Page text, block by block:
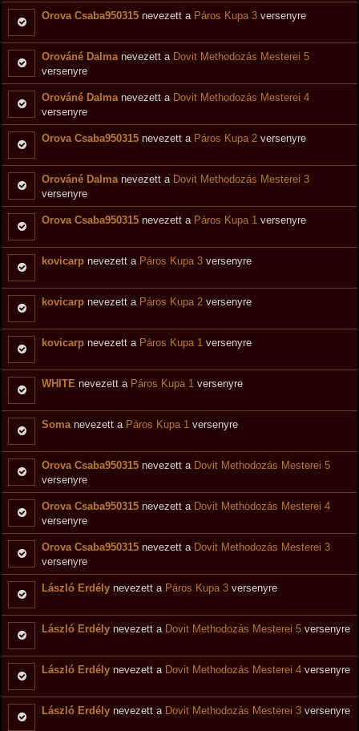
Orova Csaba950315 nevezett a Páros Kupa 3 versenyre
Orováné Dalma nevezett a Dovit Methodozás Mesterei 5
versenyre
Orováné Dalma nevezett a Dovit Methodozás Mesterei 4
versenyre
Orova Csaba950315 nevezett a Páros Kupa 2 versenyre
Orováné Dalma nevezett a Dovit Methodozás Mesterei 3
versenyre
Orova Csaba950315 nevezett a Páros Kupa 1 versenyre
kovicarp nevezett a Páros Kupa 3 versenyre
kovicarp nevezett a Páros Kupa 2 versenyre
kovicarp nevezett a Páros Kupa 1 versenyre
WHITE nevezett a Páros Kupa 1 versenyre
Somanevezett a Páros Kupa 1 versenyre
Orova Csaba950315 nevezett a Dovit Methodozás Mesterei 5
versenyre
Orova Csaba950315 nevezett a Dovit Methodozás Mesterei 4
versenyre
Orova Csaba950315 nevezett a Dovit Methodozás Mesterei 3
versenyre
László Erdély nevezett a Páros Kupa 3 versenyre
László Erdély nevezett a Dovit Methodozás Mesterei 5 versenyre
László Erdély nevezett a Dovit Methodozás Mesterei 4 versenyre
László Erdély nevezett a Dovit Methodozás Mesterei 3 versenyre